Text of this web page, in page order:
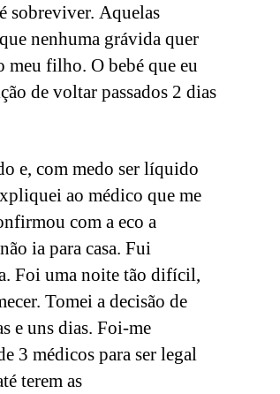
sobreviver. Aquelas
nenhuma grávida quer
meu filho. O bebé que eu
de voltar passados 2 dias
e, com medo ser líquido
ao médico que me
com a eco a
ia para casa. Fui
Foi uma noite tão difícil,
Tomei a decisão de
e uns dias. Foi-me
3 médicos para ser legal
terem as